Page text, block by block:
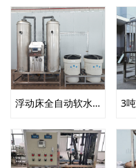
浮动床全自动软水器